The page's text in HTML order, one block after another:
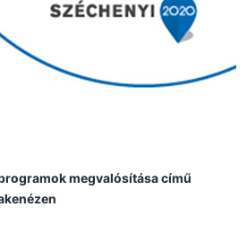
megvalósítása című